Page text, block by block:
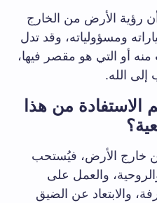
رؤية الأرض من الخارج
ومسؤولياته، وقد تدل
أو التي هو مقصر فيها،
إلى الله.
من هذا
خارج الأرض، فيُستحب
والعمل على
والابتعاد عن الضيق